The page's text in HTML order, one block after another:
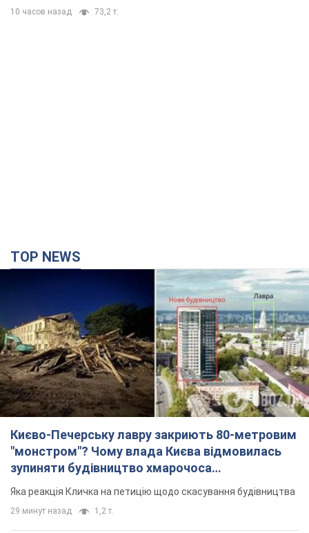
10 часов назад 73,2 т.
TOP NEWS
Києво-Печерську лавру закриють 80-метровим
"монстром"? Чому влада Києва відмовилась
зупиняти будівництво хмарочоса
"московського вірянина"
Яка реакція Кличка на петицію щодо скасування будівництва
29 минут назад 1,2 т.